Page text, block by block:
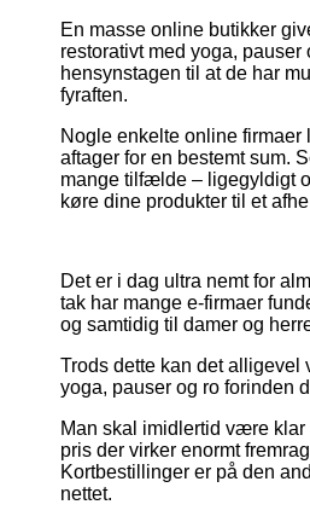
En masse online butikker
restorativt med yoga,
hensynstagen til at de har
fyraften.
Nogle enkelte online
aftager for en bestemt sum.
mange tilfælde – ligegyldigt
køre dine produkter til et
Det er i dag ultra nemt for
tak har mange e-firmaer
og samtidig til damer og
Trods dette kan det alligevel
yoga, pauser og ro forinden
Man skal imidlertid være
pris der virker enormt
Kortbestillinger er på den
nettet.